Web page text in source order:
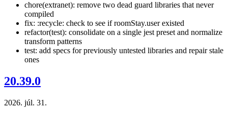
chore(extranet): remove two dead guard libraries that never
compiled
fix: :recycle: check to see if roomStay.user existed
refactor(test): consolidate on a single jest preset and normalize
transform patterns
test: add specs for previously untested libraries and repair stale
ones
20.39.0
2026. júl. 31.